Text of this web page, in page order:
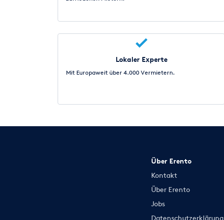
Lokaler Experte
Mit Europaweit über 4.000 Vermietern.
Über Erento
Kontakt
Über Erento
Jobs
Datenschutzerklärung